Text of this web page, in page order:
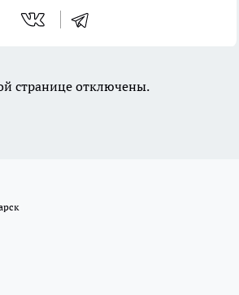
странице отключены.